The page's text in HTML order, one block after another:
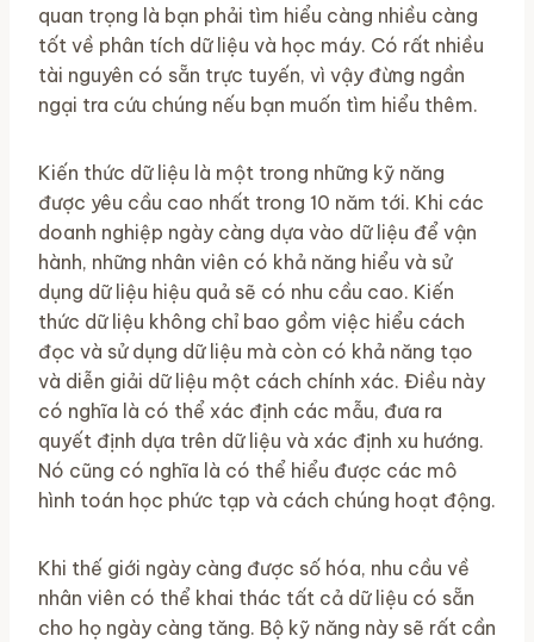
quan trọng là bạn phải tìm hiểu càng nhiều càng
tốt về phân tích dữ liệu và học máy. Có rất nhiều
tài nguyên có sẵn trực tuyến, vì vậy đừng ngần
ngại tra cứu chúng nếu bạn muốn tìm hiểu thêm.
Kiến thức dữ liệu là một trong những kỹ năng
được yêu cầu cao nhất trong 10 năm tới. Khi các
doanh nghiệp ngày càng dựa vào dữ liệu để vận
hành, những nhân viên có khả năng hiểu và sử
dụng dữ liệu hiệu quả sẽ có nhu cầu cao. Kiến
thức dữ liệu không chỉ bao gồm việc hiểu cách
đọc và sử dụng dữ liệu mà còn có khả năng tạo
và diễn giải dữ liệu một cách chính xác. Điều này
có nghĩa là có thể xác định các mẫu, đưa ra
quyết định dựa trên dữ liệu và xác định xu hướng.
Nó cũng có nghĩa là có thể hiểu được các mô
hình toán học phức tạp và cách chúng hoạt động.
Khi thế giới ngày càng được số hóa, nhu cầu về
nhân viên có thể khai thác tất cả dữ liệu có sẵn
cho họ ngày càng tăng. Bộ kỹ năng này sẽ rất cần